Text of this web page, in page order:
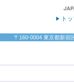
ト
〒160-0004 東京都新宿